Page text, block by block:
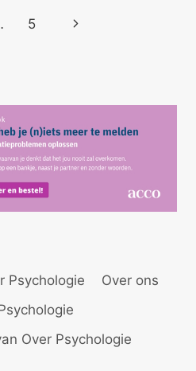
5
Volgende
Psychologie
Over ons
Over Psychologie